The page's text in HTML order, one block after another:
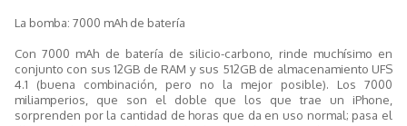
La bomba: 7000 mAh de batería
Con 7000 mAh de batería de silicio-carbono, rinde muchísimo en
conjunto con sus 12GB de RAM y sus 512GB de almacenamiento UFS
4.1 (buena combinación, pero no la mejor posible). Los 7000
miliamperios, que son el doble que los que trae un iPhone,
sorprenden por la cantidad de horas que da en uso normal; pasa el